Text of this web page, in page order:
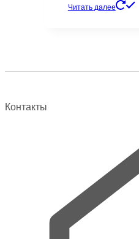
цена цена:
Читать далее
Контакты